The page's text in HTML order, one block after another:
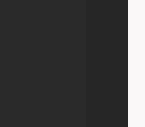
olarak devam